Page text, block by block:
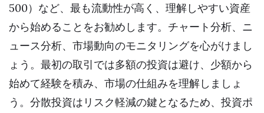
500）など、最も流動性が高く、理解しやすい資産
から始めることをお勧めします。チャート分析、ニ
ュース分析、市場動向のモニタリングを心がけまし
ょう。最初の取引では多額の投資は避け、少額から
始めて経験を積み、市場の仕組みを理解しましょ
う。分散投資はリスク軽減の鍵となるため、投資ポ